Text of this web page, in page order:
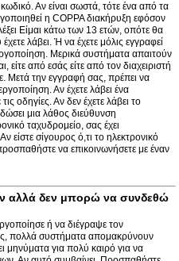
Αν είναι σωστά, τότε ένα από τα
η COPPA διακήρυξη εφόσον
Είμαι κάτω των 13 ετών, οπότε θα
λάβει. Ή να έχετε μόλις εγγραφεί
Μερικά συστήματα απαιτούν
είτε από εσάς είτε από τον διαχειριστή
Μετά την εγγραφή σας, πρέπει να
Αν έχετε λάβει ένα
οδηγίες. Αν δεν έχετε λάβει το
μια λάθος διεύθυνση
ταχυδρομείο, σας έχει
είστε σίγουρος ό,τι το ηλεκτρονικό
να επικοινωνήσετε με έναν
αλλά δεν μπορώ να συνδεθώ
ή να διέγραψε τον
πολλά συστήματα απομακρύνουν
μηνύματα για πολύ καιρό για να